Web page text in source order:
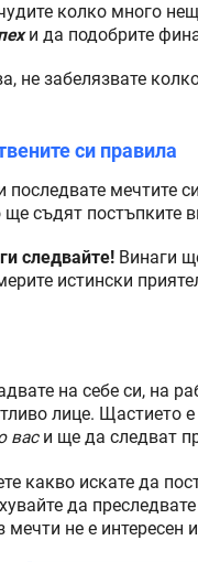
колко много
и да подобрите
не забелязвате
си правила
последвате мечтите
съдят постъпките
следвайте! Винаги
истински
на себе си, на
лице. Щастието е
васи ще да следват
какво искате да
да
не е интересен